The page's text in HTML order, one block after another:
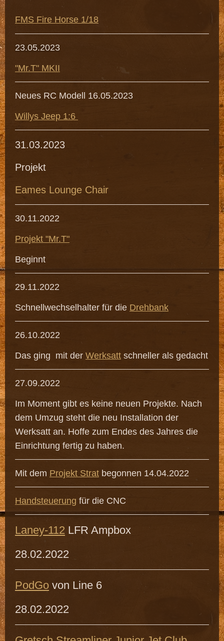
FMS Fire Horse 1/18
23.05.2023
"Mr.T" MKII
Neues RC Modell 16.05.2023
Willys Jeep 1:6
31.03.2023
Projekt
Eames Lounge Chair
30.11.2022
Projekt "Mr.T"
Beginnt
29.11.2022
Schnellwechselhalter für die Drehbank
26.10.2022
Das ging mit der Werksatt schneller als gedacht
27.09.2022
Im Moment gibt es keine neuen Projekte. Nach
dem Umzug steht die neu Installation der
Werksatt an. Hoffe zum Endes des Jahres die
Einrichtung fertig zu haben.
Mit dem Projekt Strat begonnen 14.04.2022
Handsteuerung für die CNC
Laney-112 LFR Ampbox
28.02.2022
PodGo von Line 6
28.02.2022